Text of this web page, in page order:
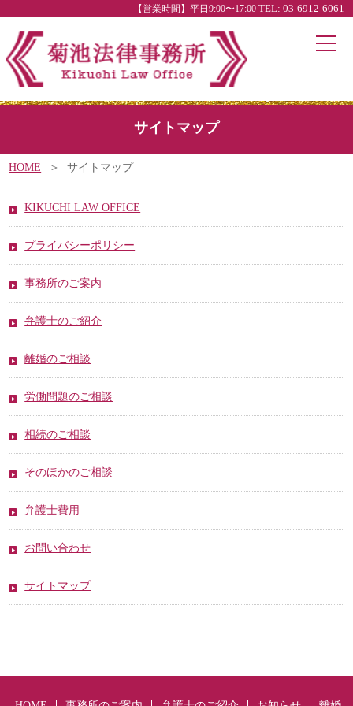
【営業時間】平日9:00〜17:00 TEL: 03-6912-6061
サイトマップ
HOME サイトマップ
KIKUCHI LAW OFFICE
プライバシーポリシー
事務所のご案内
弁護士のご紹介
離婚のご相談
労働問題のご相談
相続のご相談
そのほかのご相談
弁護士費用
お問い合わせ
サイトマップ